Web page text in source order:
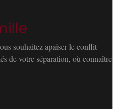
souhaitez apaiser le conflit
de votre séparation, où connaître